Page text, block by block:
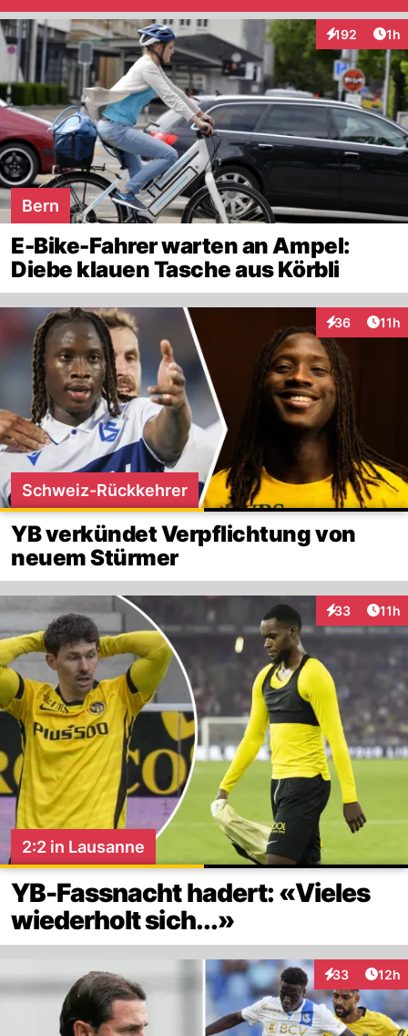
192
Interaktionen
1h
Bern
E-Bike-Fahrer warten an Ampel:
Diebe klauen Tasche aus Körbli
36
Interaktionen
11h
Schweiz-Rückkehrer
YB verkündet Verpflichtung von
neuem Stürmer
33
Interaktionen
11h
2:2 in Lausanne
YB-Fassnacht hadert: «Vieles
wiederholt sich...»
33
Interaktionen
12h